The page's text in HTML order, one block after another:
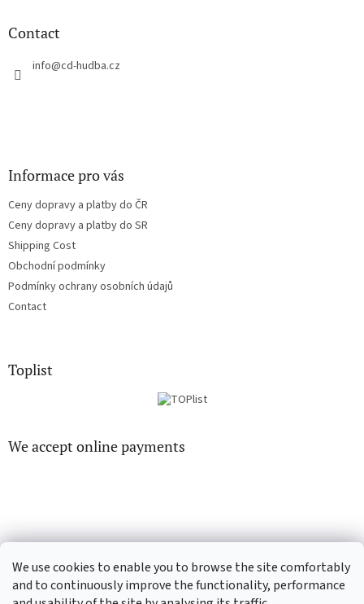
We use cookies to enable you to browse the site comfortably
and to continuously improve the functionality, performance
Contact
info@cd-hudba.cz
Informace pro vás
Ceny dopravy a platby do ČR
Ceny dopravy a platby do SR
Shipping Cost
Obchodní podmínky
Podmínky ochrany osobních údajů
Contact
Toplist
We accept online payments